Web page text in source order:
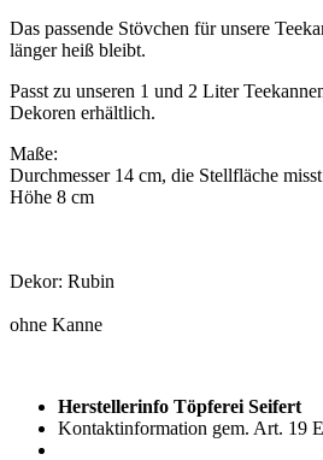
Das passende Stövchen für unsere
länger heiß bleibt.
Passt zu unseren 1 und 2 Liter
Dekoren erhältlich.
Maße:
Durchmesser 14 cm, die Stellfläche
Höhe 8 cm
Dekor: Rubin
ohne Kanne
Herstellerinfo Töpferei Seifert
Kontaktinformation gem. Art. 19